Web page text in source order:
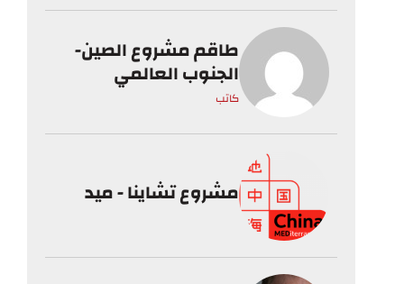
طاقم مشروع الصين-
الجنوب العالمي
كاتب
مشروع تشاينا - ميد